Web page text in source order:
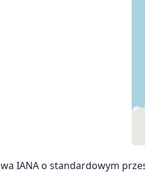
IANA o standardowym